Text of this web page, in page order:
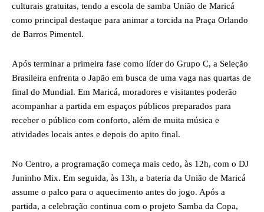
culturais gratuitas, tendo a escola de samba União de Maricá
como principal destaque para animar a torcida na Praça Orlando
de Barros Pimentel.
Após terminar a primeira fase como líder do Grupo C, a Seleção
Brasileira enfrenta o Japão em busca de uma vaga nas quartas de
final do Mundial. Em Maricá, moradores e visitantes poderão
acompanhar a partida em espaços públicos preparados para
receber o público com conforto, além de muita música e
atividades locais antes e depois do apito final.
No Centro, a programação começa mais cedo, às 12h, com o DJ
Juninho Mix. Em seguida, às 13h, a bateria da União de Maricá
assume o palco para o aquecimento antes do jogo. Após a
partida, a celebração continua com o projeto Samba da Copa,